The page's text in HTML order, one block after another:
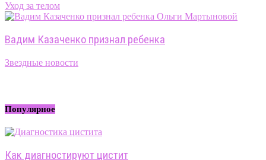
Уход за телом
Вадим Казаченко признал ребенка
Звездные новости
Популярное
Как диагностируют цистит